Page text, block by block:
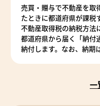
売買・贈与で不動産を取
たときに都道府県が課税
不動産取得税の納税方法
都道府県から届く「納付
納付します。なお、納期
一